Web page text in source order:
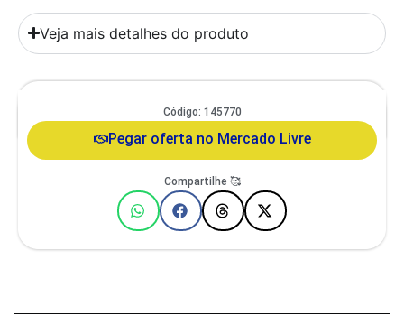
Veja mais detalhes do produto
Comedouro Duplo Gato E Cachorro De Pequeno Porte Itaporã Duo
Design
Código: 145770
Pegar oferta no Mercado Livre
Compartilhe 🥰